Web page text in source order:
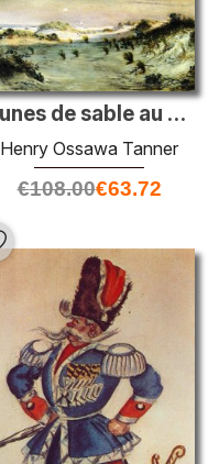
Dunes de sable au coucher du soleil, Atlantic City
Henry Ossawa Tanner
€108.00€63.72